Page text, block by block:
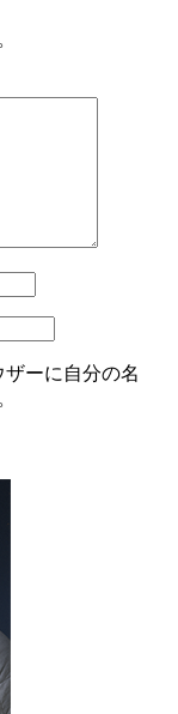
ーに自分の名